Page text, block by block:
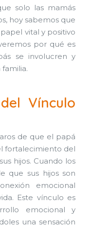
solo las mamás
hoy sabemos que
vital y positivo
por qué es
se involucren y
Vínculo
de que el papá
fortalecimiento del
hijos. Cuando los
que sus hijos son
emocional
Este vínculo es
emocional y
una sensación